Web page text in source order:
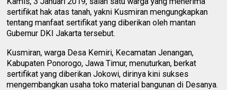
sertifikat hak atas tanah, yakni Kusmiran mengungkapkan
tentang manfaat sertifikat yang diberikan oleh mantan
Gubernur DKI Jakarta tersebut.
Kusmiran, warga Desa Kemiri, Kecamatan Jenangan,
Kabupaten Ponorogo, Jawa Timur, menuturkan, berkat
sertifikat yang diberikan Jokowi, dirinya kini sukses
mengembangkan usaha toko material bangunan di Desanya.